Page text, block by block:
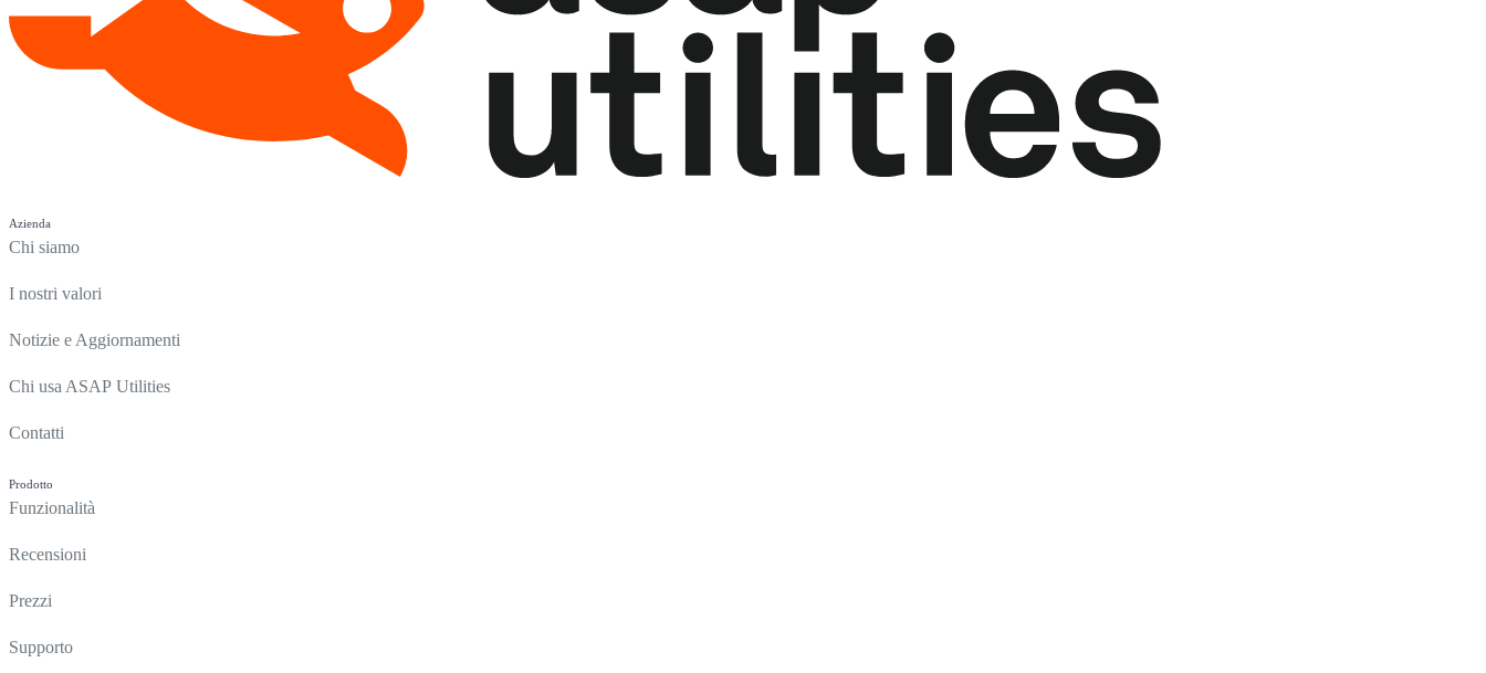
Azienda
Chi siamo
I nostri valori
Notizie e Aggiornamenti
Chi usa ASAP Utilities
Contatti
Prodotto
Funzionalità
Recensioni
Prezzi
Supporto